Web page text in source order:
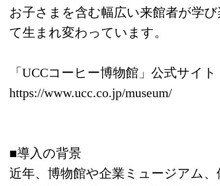
お子さまを含む幅広い来館者が学
て生まれ変わっています。
「UCCコーヒー博物館」公式サイト
https://www.ucc.co.jp/museum/
■導入の背景
近年、博物館や企業ミュージアム